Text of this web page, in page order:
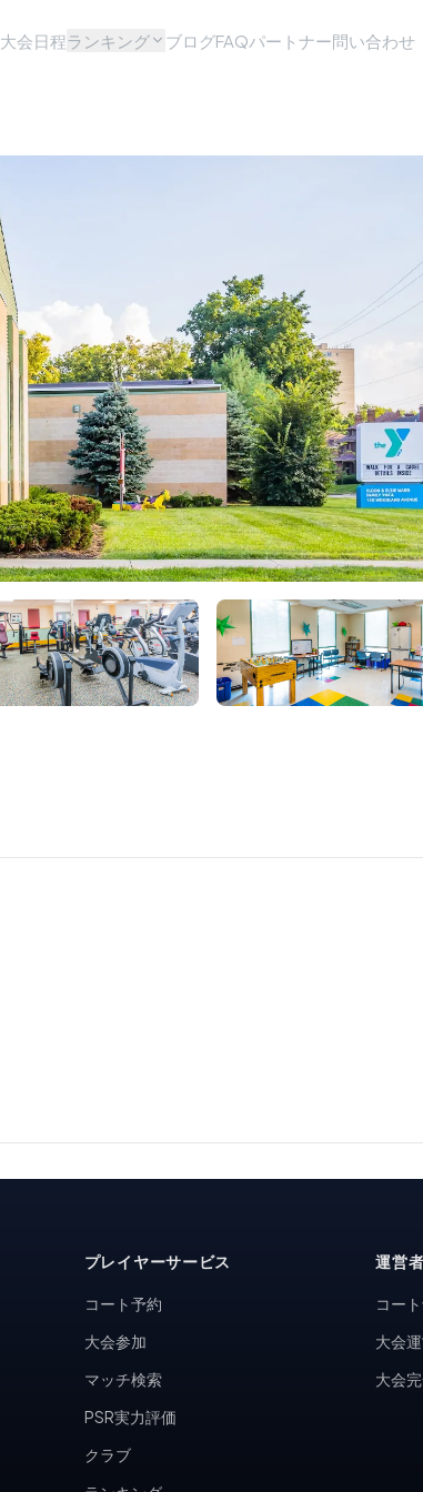
大会日程ランキング ブログFAQパートナー問い合わせ
プレイヤーサービス
コート予約
大会参加
マッチ検索
PSR実力評価
クラブ
運営
コー
大会
大会